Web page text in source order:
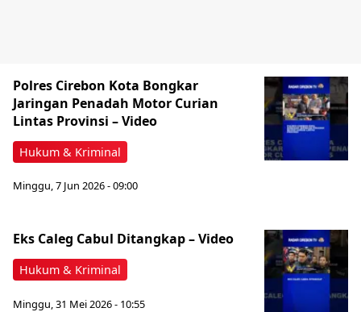
Hukum & Kriminal
Polres Cirebon Kota Bongkar
Jaringan Penadah Motor Curian
Lintas Provinsi – Video
Minggu, 7 Jun 2026 - 09:00
Hukum & Kriminal
Eks Caleg Cabul Ditangkap – Video
Minggu, 31 Mei 2026 - 10:55